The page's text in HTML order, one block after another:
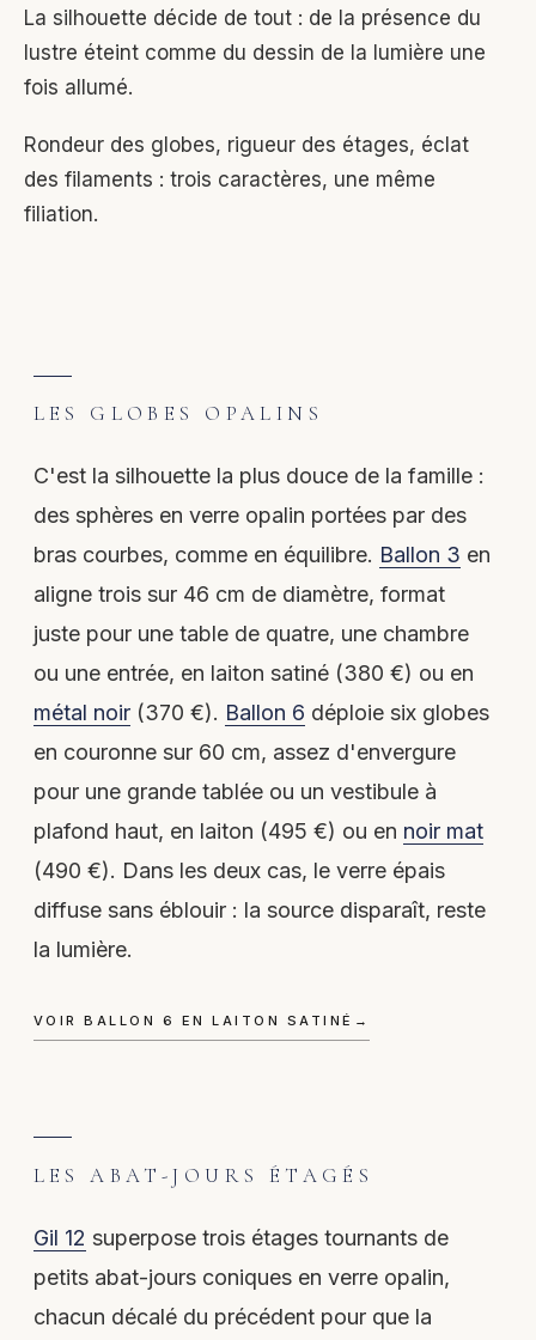
La silhouette décide de tout : de la présence du
lustre éteint comme du dessin de la lumière une
fois allumé.
Rondeur des globes, rigueur des étages, éclat
des filaments : trois caractères, une même
filiation.
LES GLOBES OPALINS
C'est la silhouette la plus douce de la famille :
des sphères en verre opalin portées par des
bras courbes, comme en équilibre. Ballon 3 en
aligne trois sur 46 cm de diamètre, format
juste pour une table de quatre, une chambre
ou une entrée, en laiton satiné (380 €) ou en
métal noir(370 €). Ballon 6 déploie six globes
en couronne sur 60 cm, assez d'envergure
pour une grande tablée ou un vestibule à
plafond haut, en laiton (495 €) ou en noir mat
(490 €). Dans les deux cas, le verre épais
diffuse sans éblouir : la source disparaît, reste
la lumière.
VOIR BALLON 6 EN LAITON SATINÉ →
LES ABAT-JOURS ÉTAGÉS
Gil 12 superpose trois étages tournants de
petits abat-jours coniques en verre opalin,
chacun décalé du précédent pour que la